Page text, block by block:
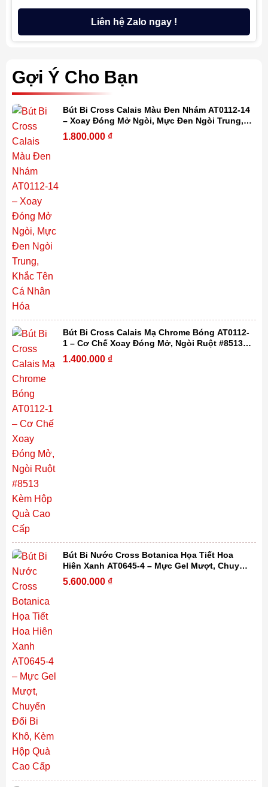
Liên hệ Zalo ngay !
Gợi Ý Cho Bạn
Bút Bi Cross Calais Màu Đen Nhám AT0112-14
– Xoay Đóng Mở Ngòi, Mực Đen Ngòi Trung,
Khắc Tên Cá Nhân Hóa
1.800.000 ₫
Bút Bi Cross Calais Mạ Chrome Bóng AT0112-
1 – Cơ Chế Xoay Đóng Mở, Ngòi Ruột #8513
Kèm Hộp Quà Cao Cấp
1.400.000 ₫
Bút Bi Nước Cross Botanica Họa Tiết Hoa
Hiên Xanh AT0645-4 – Mực Gel Mượt, Chuyển
Đổi Bi Khô, Kèm Hộp Quà Cao Cấp
5.600.000 ₫